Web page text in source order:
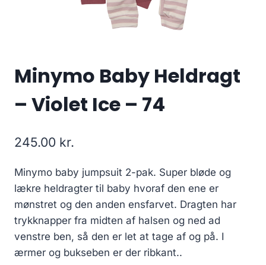
Minymo Baby Heldragt
– Violet Ice – 74
245.00 kr.
Minymo baby jumpsuit 2-pak. Super bløde og
lækre heldragter til baby hvoraf den ene er
mønstret og den anden ensfarvet. Dragten har
trykknapper fra midten af halsen og ned ad
venstre ben, så den er let at tage af og på. I
ærmer og bukseben er der ribkant..